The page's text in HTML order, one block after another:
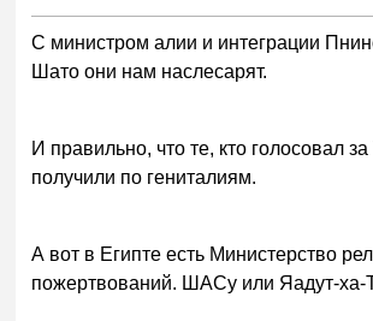
С министром алии и интеграции
Шато они нам наслесарят.
И правильно, что те, кто голосовал
получили по гениталиям.
А вот в Египте есть Министерство
пожертвований. ШАСу или Яадут-ха-